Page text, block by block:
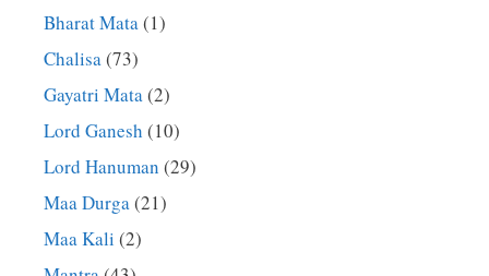
Bharat Mata(1)
Chalisa(73)
Gayatri Mata(2)
Lord Ganesh (10)
Lord Hanuman (29)
Maa Durga(21)
Maa Kali (2)